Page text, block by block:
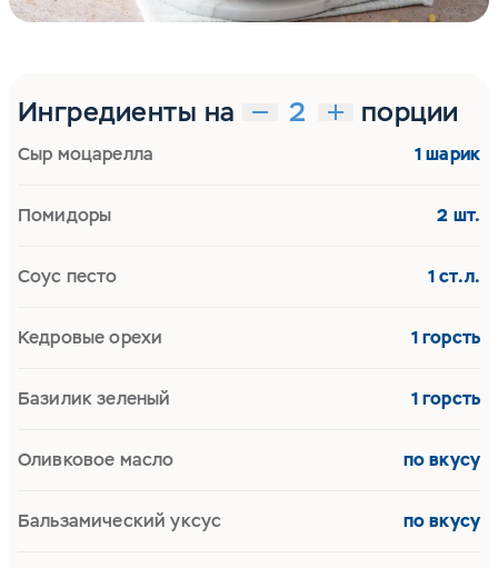
Ингредиенты на порции
Сыр моцарелла 1 шарик
Помидоры 2 шт.
Соус песто 1 ст.л.
Кедровые орехи 1 горсть
Базилик зеленый 1 горсть
Оливковое масло по вкусу
Бальзамический уксус по вкусу